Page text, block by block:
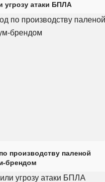
угрозу атаки БПЛА
производству паленой
брендом